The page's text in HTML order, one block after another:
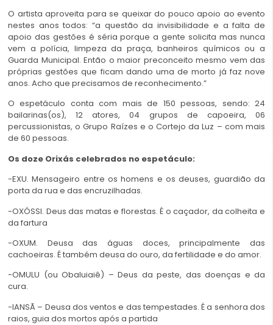
O artista aproveita para se queixar do pouco apoio ao evento
nestes anos todos: “a questão da invisibilidade e a falta de
apoio das gestões é séria porque a gente solicita mas nunca
vem a polícia, limpeza da praça, banheiros químicos ou a
Guarda Municipal. Então o maior preconceito mesmo vem das
próprias gestões que ficam dando uma de morto já faz nove
anos. Acho que precisamos de reconhecimento.”
O espetáculo conta com mais de 150 pessoas, sendo: 24
bailarinas(os), 12 atores, 04 grupos de capoeira, 06
percussionistas, o Grupo Raízes e o Cortejo da Luz – com mais
de 60 pessoas.
Os doze Orixás celebrados no espetáculo:
-EXU. Mensageiro entre os homens e os deuses, guardião da
porta da rua e das encruzilhadas.
-OXÓSSI. Deus das matas e florestas. É o caçador, da colheita e
da fartura
-OXUM. Deusa das águas doces, principalmente das
cachoeiras. É também deusa do ouro, da fertilidade e do amor.
-OMULU (ou Obaluiaiê) – Deus da peste, das doenças e da
cura.
-IANSÃ – Deusa dos ventos e das tempestades. É a senhora dos
raios, guia dos mortos após a partida